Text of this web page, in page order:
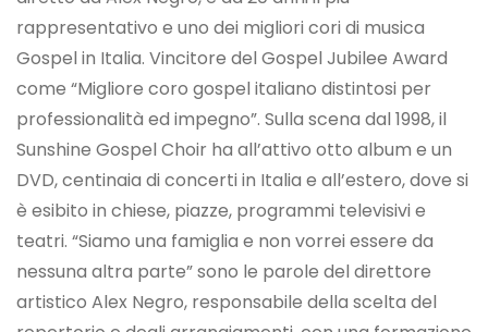
rappresentativo e uno dei migliori cori di musica
Gospel in Italia. Vincitore del Gospel Jubilee Award
come “Migliore coro gospel italiano distintosi per
professionalità ed impegno”. Sulla scena dal 1998, il
Sunshine Gospel Choir ha all’attivo otto album e un
DVD, centinaia di concerti in Italia e all’estero, dove si
è esibito in chiese, piazze, programmi televisivi e
teatri. “Siamo una famiglia e non vorrei essere da
nessuna altra parte” sono le parole del direttore
artistico Alex Negro, responsabile della scelta del